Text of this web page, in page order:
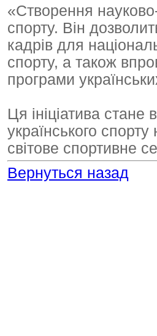
«Створення
спорту. Він
кадрів для
спорту, а також
програми
Ця ініціатива
українського
світове спортивне
Вернуться назад